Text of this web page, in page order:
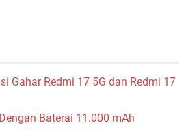
Gahar Redmi 17 5G dan Redmi 17
Baterai 11.000 mAh